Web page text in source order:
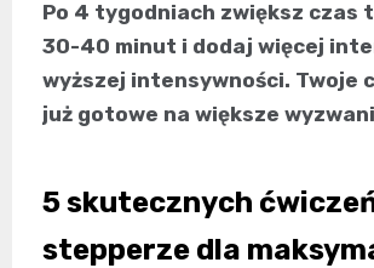
Po 4 tygodniach zwiększ czas
30-40 minut i dodaj więcej
wyższej intensywności. Twoje
już gotowe na większe
5 skutecznych
stepperze dla